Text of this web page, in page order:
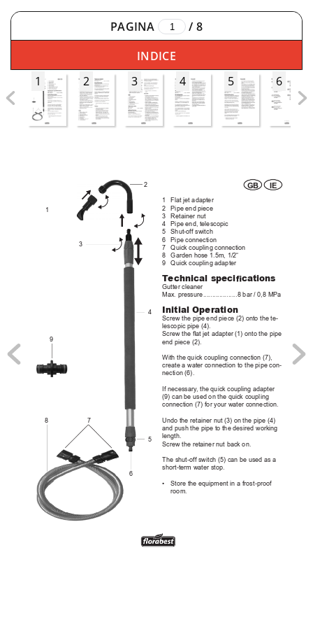
PAGINA / 8
INDICE
1
2 3 4 5 6
1 Flatjetadapter
2 Pipeendpiece
3
Retainernut
4
Pipeend,telescopic
5
Shut-offswitch
6 Pipeconnection
7 Quickcouplingconnection
8 Gardenhose1.5m,1/2“
9 Quickcouplingadapter
Technical specications
Guttercleaner
Max.pressure...................8bar/0,8MPa
Initial Operation
Screwthepipeendpiece(2)ontothete-
lescopicpipe(4).
Screwtheatjetadapter(1)ontothepipe
endpiece(2).
Withthequickcouplingconnection(7),
createawaterconnectiontothepipecon-
nection(6).
Ifnecessary,thequickcouplingadapter
(9)canbeusedonthequickcoupling
connection(7)foryourwaterconnection.
Undotheretainernut(3)onthepipe(4)
andpushthepipetothedesiredworking
length.
Screwtheretainernutbackon.
Theshut-offswitch(5)canbeusedasa
short-termwaterstop.
•
Storetheequipmentinafrost-proof
room.
1
2
3
4
5
6
7
8
9
GB IE